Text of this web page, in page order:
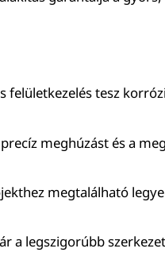
felületkezelés tesz
meghúzást és a
megtalálható
a legszigorúbb